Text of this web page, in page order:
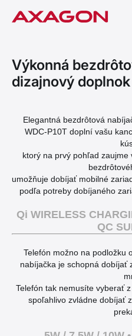
Výkonná
dizajnový doplnok
Elegantná bezdrôtová
WDC-P10T doplní vašu
ktorý na prvý pohľad zaujme
umožňuje dobíjať mobilné
podľa potreby dobíjaného
Qi WIRELESS
QC
Telefón možno na podložku
nabíjačka je schopná dobíjať
Telefón tak nemusíte vyberať
spoľahlivo zvládne dobíjať